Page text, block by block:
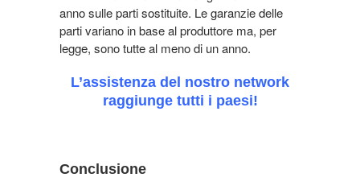
anno sulle parti sostituite. Le garanzie delle
parti variano in base al produttore ma, per
legge, sono tutte al meno di un anno.
L’assistenza del nostro network
raggiunge tutti i paesi!
Conclusione